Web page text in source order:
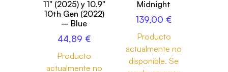
11" (2025) y 10.9"
10th Gen (2022)
– Blue
44,89 €
Producto
actualmente no
Midnight
139,00 €
Producto
actualmente no
disponible. Se